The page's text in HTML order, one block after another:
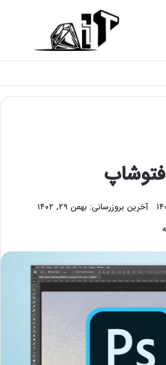
آخرین بروزرسانی: بهمن ۲۹, ۱۴۰۲